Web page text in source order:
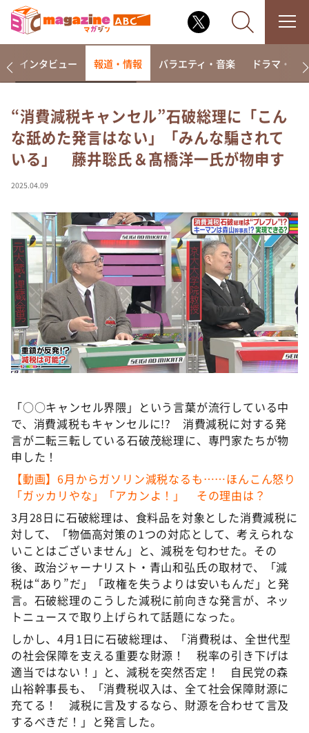
なるみ・岡村の過ぎるTV
相席食堂
これ余談なんですけど・・・
て真剣です
探偵！ナイトスクープ
news おかえり
河合＆A.B.C-Z塚田×福井アナ「なんでやねん！？」
（news おかえり）
DAIGOも台所 ～きょうの献立 何にする？～
本日はダイアンなり！シーズン２
朝だ！生です旅サラダ
ＬＩＦＥ～夢のカタチ～
新婚さんいらっしゃい！
ポツンと一軒家
ザキ山小屋本館
ぺこぱのまるスポ
アナ回覧板
インタビュー 報道・情報 バラエティ・音楽 ドラマ・映画
“消費減税キャンセル”石破総理に「こん
な舐めた発言はない」「みんな騙されて
いる」 藤井聡氏＆髙橋洋一氏が物申す
2025.04.09
「○○キャンセル界隈」という言葉が流行している中
で、消費減税もキャンセルに!? 消費減税に対する発
言が二転三転している石破茂総理に、専門家たちが物
申した！
【動画】6月からガソリン減税なるも……ほんこん怒り
「ガッカリやな」「アカンよ！」 その理由は？
3月28日に石破総理は、食料品を対象とした消費減税に
対して、「物価高対策の1つの対応として、考えられな
いことはございません」と、減税を匂わせた。その
後、政治ジャーナリスト・青山和弘氏の取材で、「減
税は“あり”だ」「政権を失うよりは安いもんだ」と発
言。石破総理のこうした減税に前向きな発言が、ネッ
トニュースで取り上げられて話題になった。
しかし、4月1日に石破総理は、「消費税は、全世代型
の社会保障を支える重要な財源！ 税率の引き下げは
適当ではない！」と、減税を突然否定！ 自民党の森
山裕幹事長も、「消費税収入は、全て社会保障財源に
充てる！ 減税に言及するなら、財源を合わせて言及
するべきだ！」と発言した。